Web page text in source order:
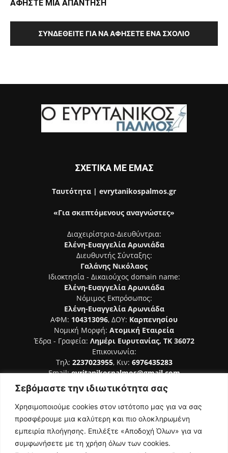
Σεβόμαστε την ιδιωτικότητα σας
Χρησιμοποιούμε cookies στον ιστότοπο μας για να σας
προσφέρουμε μια καλύτερη και πιο ολοκληρωμένη
εμπειρία πλοήγησης. Επιλέξτε «Αποδοχή Όλων» για να
συμφωνήσετε με τη χρήση όλων των cookies.
ΑΦΗΣΤΕ ΜΙΑ ΑΠΑΝΤΗΣΗ
ΣΥΝΔΕΘΕΊΤΕ ΓΙΑ ΝΑ ΑΦΉΣΕΤΕ ΈΝΑ ΣΧΌΛΙΟ
ΣΧΕΤΙΚΑ ΜΕ ΕΜΑΣ
Ταυτότητα | evrytanikospalmos.gr
«Για σκεπτόμενους αναγνώστες»
Διαχειρίστρια-Διευθύντρια:
Ελένη-Ευαγγελία Αρωνιάδα
Διευθυντής Σύνταξης:
Γαλάνης Νικόλαος
Ιδιοκτησία - Δικαιούχος domain name:
Ελένη-Ευαγγελία Αρωνιάδα
Νόμιμος Εκπρόσωπος:
Ελένη-Ευαγγελία Αρωνιάδα
ΑΦΜ: 104313096, ΔΟΥ: Καρπενησίου
Νομική Μορφή: Ατομική Εταιρεία
Έδρα - Γραφεία: Λημέρι Ευρυτανίας, ΤΚ 36072
Επικοινωνία:
Τηλ: 2237023955, Κιν: 6976435283
Email:evritanikospalmos@gmail.com
Αριθμός Πιστοποίησης Μ.Η.Τ. 242044
ΑΚΟΛΟΥΘΗΣΕ ΜΑΣ